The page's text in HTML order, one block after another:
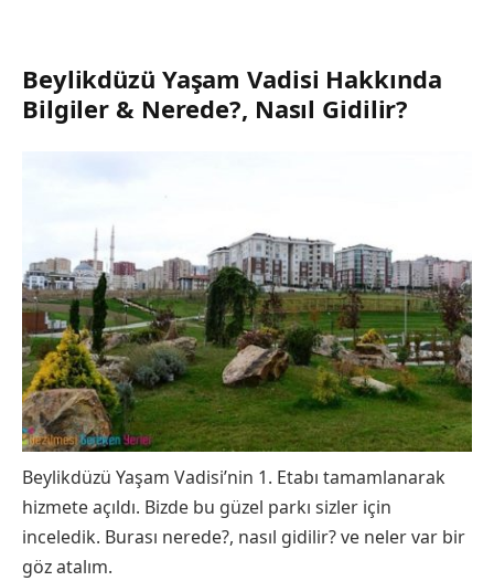
Beylikdüzü Yaşam Vadisi Hakkında
Bilgiler & Nerede?, Nasıl Gidilir?
Beylikdüzü Yaşam Vadisi’nin 1. Etabı tamamlanarak
hizmete açıldı. Bizde bu güzel parkı sizler için
inceledik. Burası nerede?, nasıl gidilir? ve neler var bir
göz atalım.